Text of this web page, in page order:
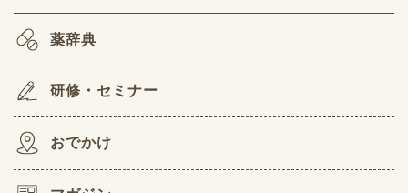
薬辞典
研修・セミナー
おでかけ